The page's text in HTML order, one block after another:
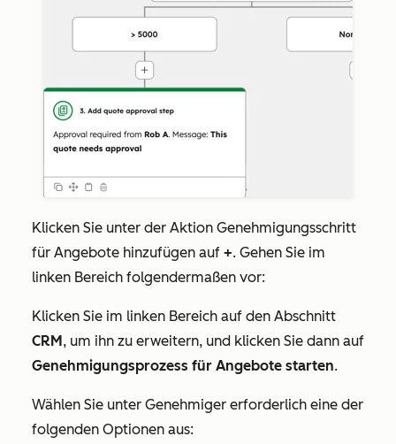
Klicken Sie unter der Aktion Genehmigungsschritt
für Angebote hinzufügen auf +. Gehen Sie im
linken Bereich folgendermaßen vor:
Klicken Sie im linken Bereich auf den Abschnitt
CRM, um ihn zu erweitern, und klicken Sie dann auf
Genehmigungsprozess für Angebote starten.
Wählen Sie unter Genehmiger erforderlich eine der
folgenden Optionen aus: